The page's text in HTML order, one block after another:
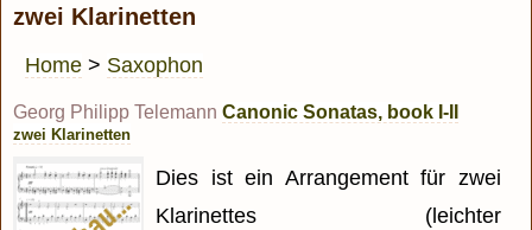
zwei Klarinetten
Home > Saxophon
Georg Philipp Telemann Canonic Sonatas, book I-II
zwei Klarinetten
Dies ist ein Arrangement für zwei
Klarinettes (leichter